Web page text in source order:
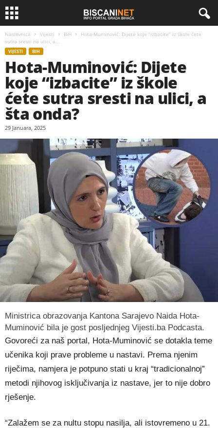
Naslovnica Vijesti BiH
Hota-Muminović: Dijete koje “izbacite” iz škole ćete
sutra sresti na ulici, a...
VIJESTI BIH
Hota-Muminović: Dijete
koje “izbacite” iz škole
ćete sutra sresti na ulici, a
šta onda?
29 Januara, 2025
Ministrica obrazovanja Kantona Sarajevo Naida Hota-
Muminović bila je gost posljednjeg Vijesti.ba Podcasta.
Govoreći za naš portal, Hota-Muminović se dotakla teme
učenika koji prave probleme u nastavi. Prema njenim
riječima, namjera je potpuno stati u kraj “tradicionalnoj”
metodi njihovog isključivanja iz nastave, jer to nije dobro
rješenje.
“Zalažem se za nultu stopu nasilja, ali istovremeno u 21.